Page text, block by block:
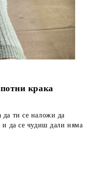
крака
ти се наложи да
и да се чудиш дали няма